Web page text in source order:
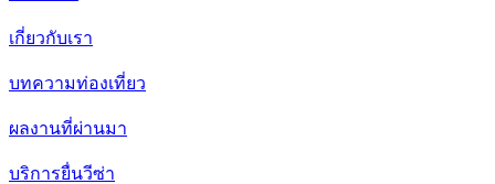
เกี่ยวกับเรา
บทความท่องเที่ยว
ผลงานที่ผ่านมา
บริการยื่นวีซ่า